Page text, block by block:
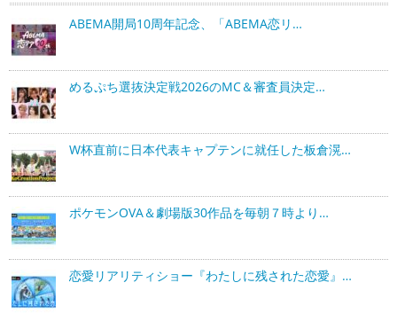
ABEMA開局10周年記念、「ABEMA恋リ…
めるぷち選抜決定戦2026のMC＆審査員決定…
W杯直前に日本代表キャプテンに就任した板倉滉…
ポケモンOVA＆劇場版30作品を毎朝７時より…
恋愛リアリティショー『わたしに残された恋愛』…